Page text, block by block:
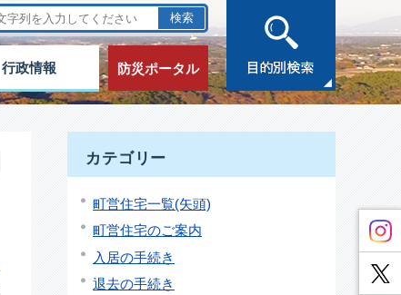
行政情報 防災ポータル
カテゴリー
町営住宅一覧(矢頭)
町営住宅のご案内
入居の手続き
退去の手続き